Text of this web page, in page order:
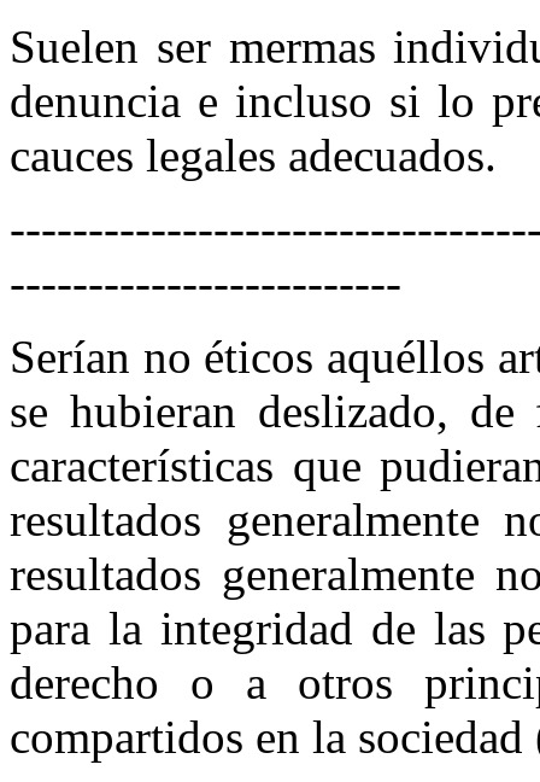
Suelen ser mermas
denuncia e incluso si lo
cauces legales adecuados.
-------------------------
Serían no éticos aquéllos
se hubieran deslizado,
características que
resultados generalmente
resultados generalmente
para la integridad de las
derecho o a otros
compartidos en la